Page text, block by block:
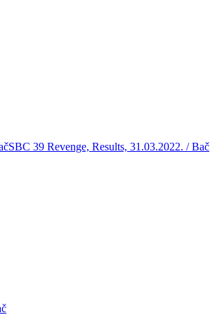
SBC 39 Revenge, Results, 31.03.2022. / Bač